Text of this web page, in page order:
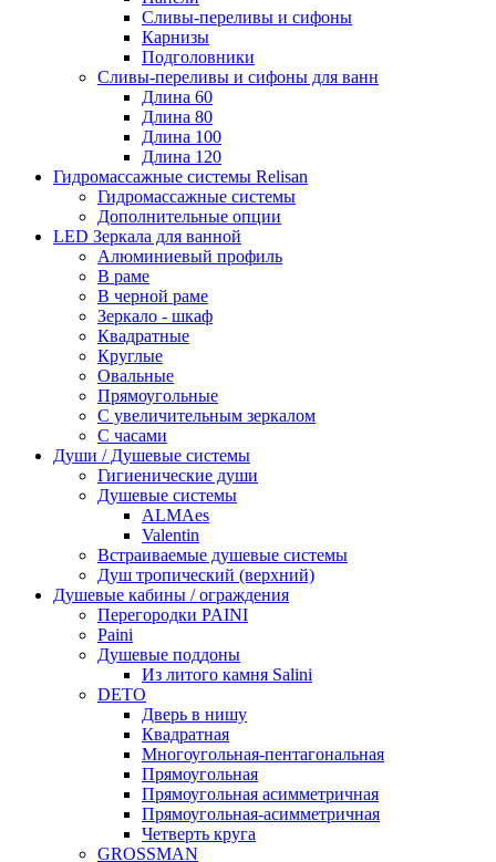
Сливы-переливы и сифоны
Карнизы
Подголовники
Сливы-переливы и сифоны для ванн
Длина 60
Длина 80
Длина 100
Длина 120
Гидромассажные системы Relisan
Гидромассажные системы
Дополнительные опции
LED Зеркала для ванной
Алюминиевый профиль
В раме
В черной раме
Зеркало - шкаф
Квадратные
Круглые
Овальные
Прямоугольные
С увеличительным зеркалом
С часами
Души / Душевые системы
Гигиенические души
Душевые системы
ALMAes
Valentin
Встраиваемые душевые системы
Душ тропический (верхний)
Душевые кабины / ограждения
Перегородки PAINI
Paini
Душевые поддоны
Из литого камня Salini
DETO
Дверь в нишу
Квадратная
Многоугольная-пентагональная
Прямоугольная
Прямоугольная асимметричная
Прямоугольная-асимметричная
Четверть круга
GROSSMAN